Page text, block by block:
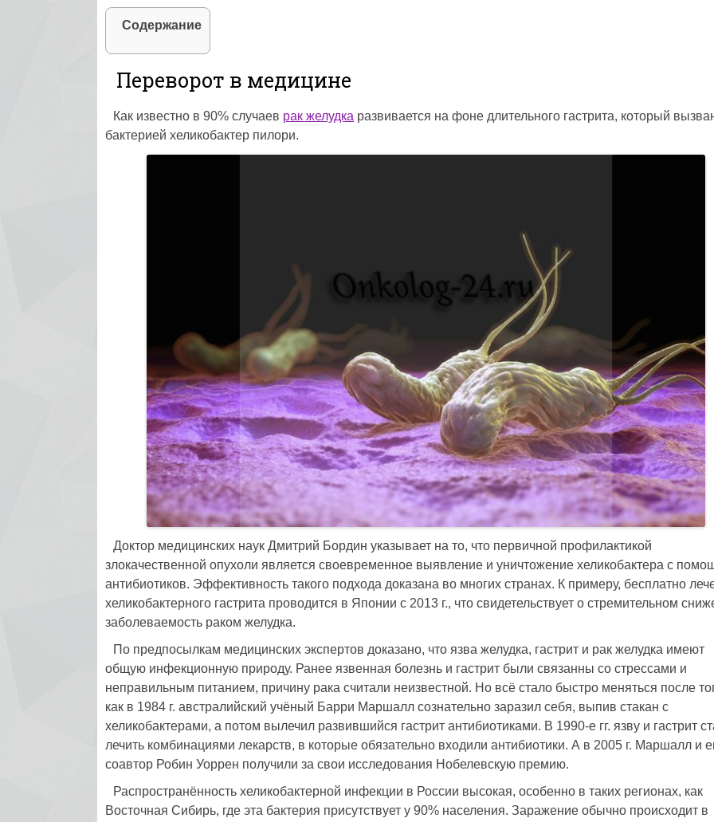
Содержание
Переворот в медицине
Как известно в 90% случаев рак желудка развивается на фоне длительного гастрита, который
бактерией хеликобактер пилори.
Доктор медицинских наук Дмитрий Бордин указывает на то, что первичной профилактикой
злокачественной опухоли является своевременное выявление и уничтожение хеликобактера с
антибиотиков. Эффективность такого подхода доказана во многих странах. К примеру, бесплатно
хеликобактерного гастрита проводится в Японии с 2013 г., что свидетельствует о стремительном
заболеваемость раком желудка.
По предпосылкам медицинских экспертов доказано, что язва желудка, гастрит и рак желудка имеют
общую инфекционную природу. Ранее язвенная болезнь и гастрит были связанны со стрессами и
неправильным питанием, причину рака считали неизвест­ной. Но всё стало быстро меняться после
как в 1984 г. австралийский учёный Барри Маршалл сознательно заразил себя, выпив стакан с
хеликобактерами, а потом вылечил развившийся гастрит антибиотиками. В ­1990-е гг. язву и гастрит
лечить комбинациями лекарств, в которые обязательно входили антибиотики. А в 2005 г. Маршалл и
соавтор Робин Уоррен получили за свои исследования Нобелевскую премию.
Распространённость хелико­бактерной инфекции в России высокая, особенно в таких регионах, как
Восточная Сибирь, где эта бактерия присутствует у 90% населения. Заражение обычно происходит в